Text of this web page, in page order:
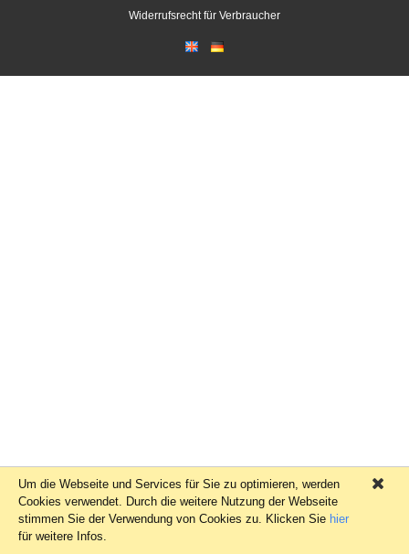
Widerrufsrecht für Verbraucher
Um die Webseite und Services für Sie zu optimieren, werden
Cookies verwendet. Durch die weitere Nutzung der Webseite
stimmen Sie der Verwendung von Cookies zu. Klicken Sie hier
für weitere Infos.